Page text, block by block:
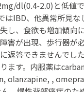
dl(0.4-2.0)と低値
はIBD、他異常所見
し、食欲も増加傾
害が出現、歩行器
返答できませんで
ます。内服薬は
,